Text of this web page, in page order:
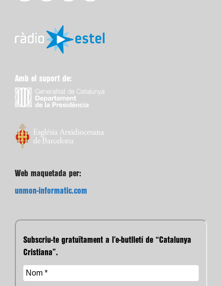
Amb el suport de:
Web maquetada per:
unmon-informatic.com
Subscriu-te gratuïtament a l’e-butlletí de “Catalunya
Cristiana”.